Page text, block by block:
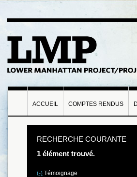
ACCUEIL COMPTES RENDUS
RECHERCHE COURANTE
1 élément trouvé.
(-) Témoignage